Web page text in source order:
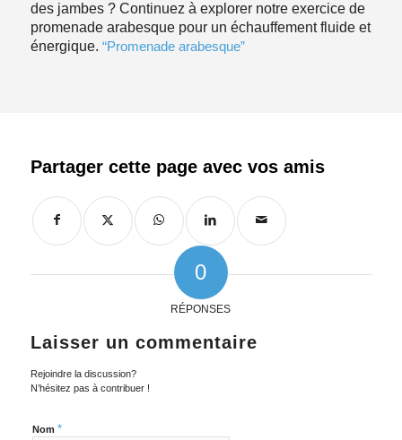
des jambes ? Continuez à explorer notre exercice de
promenade arabesque pour un échauffement fluide et
énergique. “Promenade arabesque”
0
RÉPONSES
Laisser un commentaire
Rejoindre la discussion?
N’hésitez pas à contribuer !
Nom *